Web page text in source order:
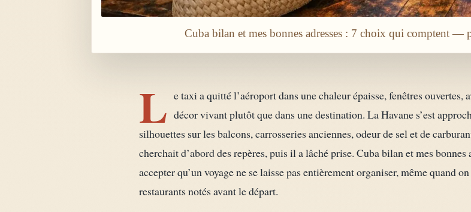
Cuba bilan et mes bonnes adresses : 7 choix qui comptent —
L e taxi a quitté l’aéroport dans une chaleur épaisse, fenêtres ouvertes,
décor vivant plutôt que dans une destination. La Havane s’est
silhouettes sur les balcons, carrosseries anciennes, odeur de sel et de
cherchait d’abord des repères, puis il a lâché prise. Cuba bilan et mes
accepter qu’un voyage ne se laisse pas entièrement organiser, même quand
restaurants notés avant le départ.